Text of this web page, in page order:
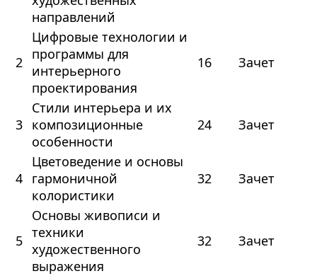
направлений
2
Цифровые технологии и
программы для
интерьерного
проектирования
16 Зачет
3
Стили интерьера и их
композиционные
особенности
24 Зачет
4
Цветоведение и основы
гармоничной
колористики
32 Зачет
5
Основы живописи и
техники
художественного
выражения
32 Зачет